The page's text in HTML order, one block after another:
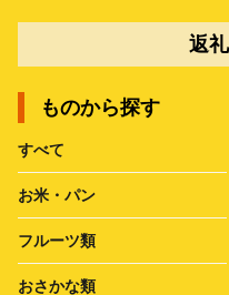
返
ものから探す
すべて
お米・パン
フルーツ類
おさかな類